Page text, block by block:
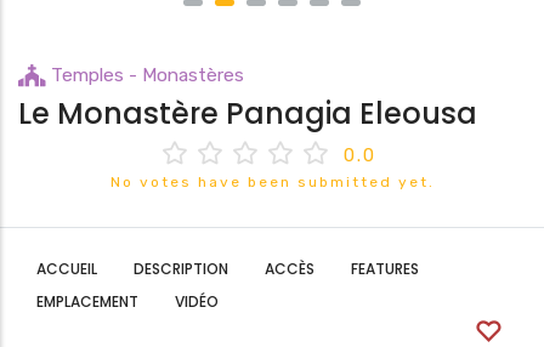
Temples - Monastères
Le Monastère Panagia Eleousa
0.0
No votes have been submitted yet.
ACCUEIL DESCRIPTION ACCÈS
FEATURES
EMPLACEMENT
VIDÉO